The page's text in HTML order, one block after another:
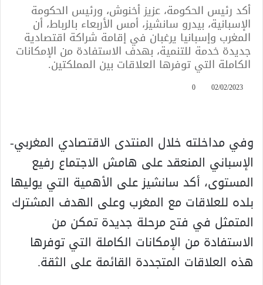
أكد رئيس الحكومة، عزيز أخنوش، ورئيس الحكومة
الإسبانية، بيدرو سانشيز، أمس الأربعاء بالرباط، أن
المغرب وإسبانيا يرغبان في إقامة شراكة اقتصادية
جديدة خدمة للتنمية، بهدف الاستفادة من الإمكانات
الكاملة التي توفرها العلاقات بين المملكتين.
02/02/2023
0
وفي مداخلته خلال المنتدى الاقتصادي المغربي-
الإسباني المنعقد على هامش الاجتماع رفيع
المستوى، أكد سانشيز على الأهمية التي يوليها
بلده للعلاقات مع المغرب وعلى الهدف المشترك
المتمثل في فتح مرحلة جديدة تمكن من
الاستفادة من الإمكانات الكاملة التي توفرها
هذه العلاقات المتجددة القائمة على الثقة.